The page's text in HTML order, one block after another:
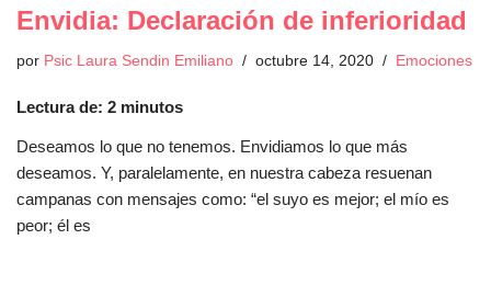
Envidia: Declaración de inferioridad
por Psic Laura Sendin Emiliano octubre 14, 2020 Emociones
Lectura de: 2 minutos
Deseamos lo que no tenemos. Envidiamos lo que más
deseamos. Y, paralelamente, en nuestra cabeza resuenan
campanas con mensajes como: “el suyo es mejor; el mío es
peor; él es